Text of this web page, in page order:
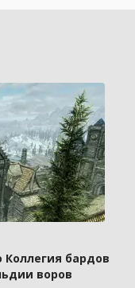
бардов
воров